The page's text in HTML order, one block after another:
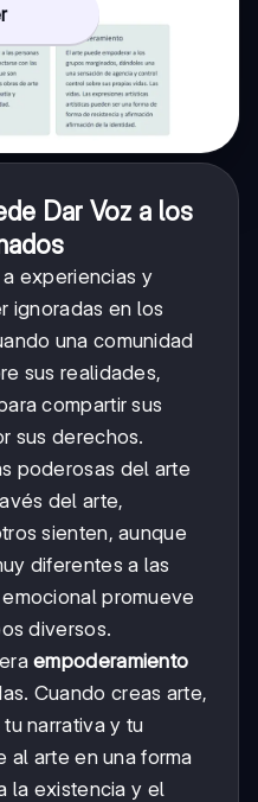
Dar Voz a los
experiencias y
ignoradas en los
una comunidad
sus realidades,
compartir sus
sus derechos.
poderosas del arte
del arte,
sienten, aunque
diferentes a las
promueve
diversos.
empoderamiento
Cuando creas arte,
narrativa y tu
al arte en una forma
la existencia y el